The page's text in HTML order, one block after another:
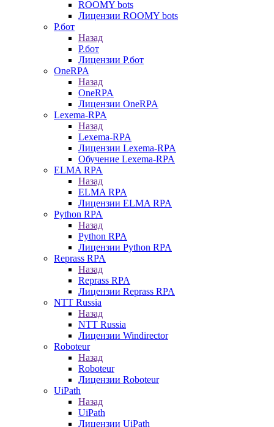
ROOMY bots
Лицензии ROOMY bots
Р.бот
Назад
Р.бот
Лицензии Р.бот
OneRPA
Назад
OneRPA
Лицензии OneRPA
Lexema-RPA
Назад
Lexema-RPA
Лицензии Lexema-RPA
Обучение Lexema-RPA
ELMA RPA
Назад
ELMA RPA
Лицензии ELMA RPA
Python RPA
Назад
Python RPA
Лицензии Python RPA
Reprass RPA
Назад
Reprass RPA
Лицензии Reprass RPA
NTT Russia
Назад
NTT Russia
Лицензии Windirector
Roboteur
Назад
Roboteur
Лицензии Roboteur
UiPath
Назад
UiPath
Лицензии UiPath